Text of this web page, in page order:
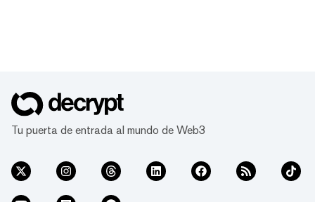
Tu puerta de entrada al mundo de Web3